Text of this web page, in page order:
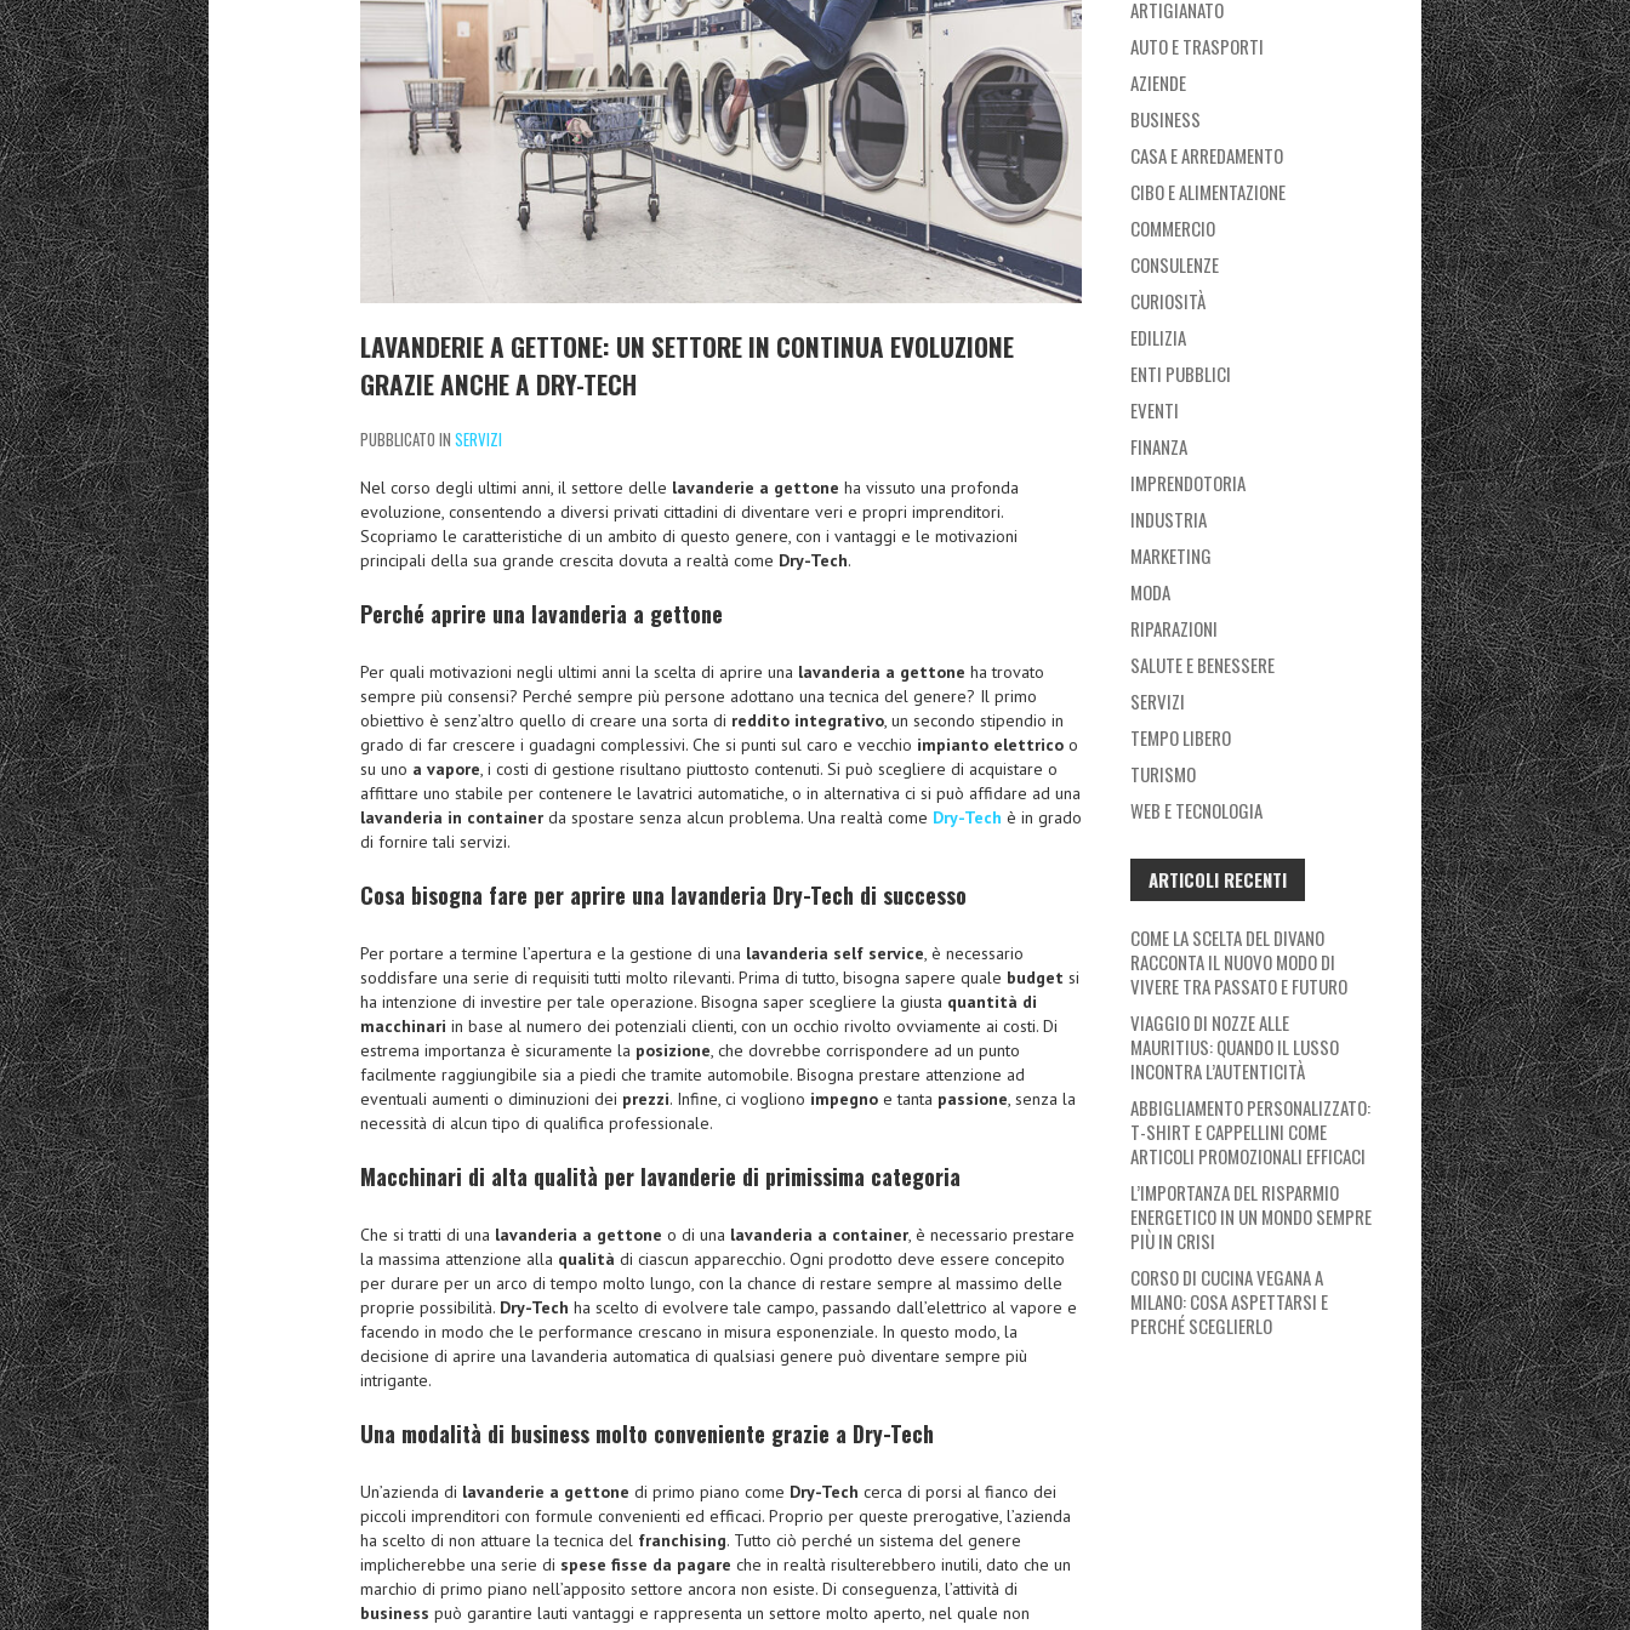
LAVANDERIE A GETTONE: UN SETTORE IN CONTINUA EVOLUZIONE
GRAZIE ANCHE A DRY-TECH
PUBBLICATO IN SERVIZI
Nel corso degli ultimi anni, il settore delle lavanderie a gettone ha vissuto una profonda
evoluzione, consentendo a diversi privati cittadini di diventare veri e propri imprenditori.
Scopriamo le caratteristiche di un ambito di questo genere, con i vantaggi e le motivazioni
principali della sua grande crescita dovuta a realtà come Dry-Tech.
Perché aprire una lavanderia a gettone
Per quali motivazioni negli ultimi anni la scelta di aprire una lavanderia a gettone ha trovato
sempre più consensi? Perché sempre più persone adottano una tecnica del genere? Il primo
obiettivo è senz’altro quello di creare una sorta di reddito integrativo, un secondo stipendio in
grado di far crescere i guadagni complessivi. Che si punti sul caro e vecchio impianto elettrico o
su uno a vapore, i costi di gestione risultano piuttosto contenuti. Si può scegliere di acquistare o
affittare uno stabile per contenere le lavatrici automatiche, o in alternativa ci si può affidare ad una
lavanderia in container da spostare senza alcun problema. Una realtà come Dry-Tech è in grado
di fornire tali servizi.
Cosa bisogna fare per aprire una lavanderia Dry-Tech di successo
Per portare a termine l’apertura e la gestione di una lavanderia self service, è necessario
soddisfare una serie di requisiti tutti molto rilevanti. Prima di tutto, bisogna sapere quale budget si
ha intenzione di investire per tale operazione. Bisogna saper scegliere la giusta quantità di
macchinari in base al numero dei potenziali clienti, con un occhio rivolto ovviamente ai costi. Di
estrema importanza è sicuramente la posizione, che dovrebbe corrispondere ad un punto
facilmente raggiungibile sia a piedi che tramite automobile. Bisogna prestare attenzione ad
eventuali aumenti o diminuzioni dei prezzi. Infine, ci vogliono impegno e tanta passione, senza la
necessità di alcun tipo di qualifica professionale.
Macchinari di alta qualità per lavanderie di primissima categoria
Che si tratti di una lavanderia a gettone o di una lavanderia a container, è necessario prestare
la massima attenzione alla qualità di ciascun apparecchio. Ogni prodotto deve essere concepito
per durare per un arco di tempo molto lungo, con la chance di restare sempre al massimo delle
proprie possibilità. Dry-Tech ha scelto di evolvere tale campo, passando dall’elettrico al vapore e
facendo in modo che le performance crescano in misura esponenziale. In questo modo, la
decisione di aprire una lavanderia automatica di qualsiasi genere può diventare sempre più
intrigante.
Una modalità di business molto conveniente grazie a Dry-Tech
Un’azienda di lavanderie a gettone di primo piano come Dry-Tech cerca di porsi al fianco dei
piccoli imprenditori con formule convenienti ed efficaci. Proprio per queste prerogative, l’azienda
ha scelto di non attuare la tecnica del franchising. Tutto ciò perché un sistema del genere
implicherebbe una serie di spese fisse da pagare che in realtà risulterebbero inutili, dato che un
marchio di primo piano nell’apposito settore ancora non esiste. Di conseguenza, l’attività di
business può garantire lauti vantaggi e rappresenta un settore molto aperto, nel quale non
ARTIGIANATO
AUTO E TRASPORTI
AZIENDE
BUSINESS
CASA E ARREDAMENTO
CIBO E ALIMENTAZIONE
COMMERCIO
CONSULENZE
CURIOSITÀ
EDILIZIA
ENTI PUBBLICI
EVENTI
FINANZA
IMPRENDOTORIA
INDUSTRIA
MARKETING
MODA
RIPARAZIONI
SALUTE E BENESSERE
SERVIZI
TEMPO LIBERO
TURISMO
WEB E TECNOLOGIA
ARTICOLI RECENTI
COME LA SCELTA DEL DIVANO
RACCONTA IL NUOVO MODO DI
VIVERE TRA PASSATO E FUTURO
VIAGGIO DI NOZZE ALLE
MAURITIUS: QUANDO IL LUSSO
INCONTRA L’AUTENTICITÀ
ABBIGLIAMENTO PERSONALIZZATO:
T-SHIRT E CAPPELLINI COME
ARTICOLI PROMOZIONALI EFFICACI
L’IMPORTANZA DEL RISPARMIO
ENERGETICO IN UN MONDO SEMPRE
PIÙ IN CRISI
CORSO DI CUCINA VEGANA A
MILANO: COSA ASPETTARSI E
PERCHÉ SCEGLIERLO